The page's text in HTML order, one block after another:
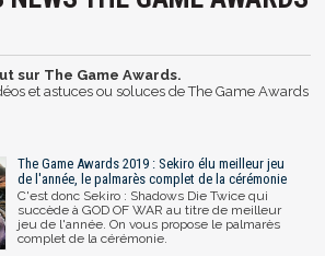
sur The Game Awards.
et astuces ou soluces de The Game Awards
The Game Awards 2019 : Sekiro élu meilleur jeu
de l'année, le palmarès complet de la cérémonie
C'est donc Sekiro : Shadows Die Twice qui
succède à GOD OF WAR au titre de meilleur
jeu de l'année. On vous propose le palmarès
complet de la cérémonie.